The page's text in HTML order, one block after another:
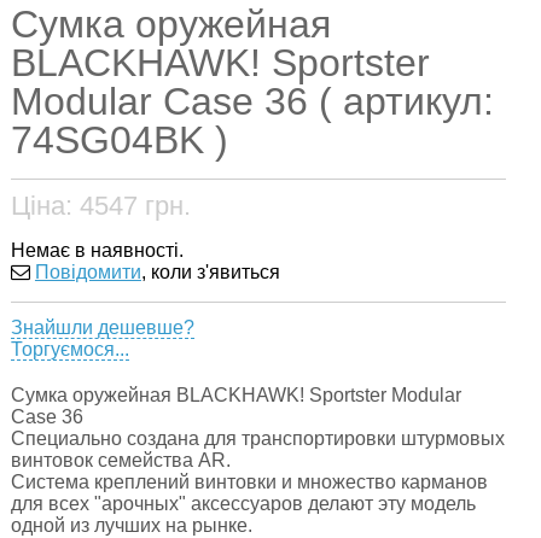
Сумка оружейная
BLACKHAWK! Sportster
Modular Case 36 ( артикул:
74SG04BK )
Ціна: 4547 грн.
Немає в наявності.
Повідомити, коли з'явиться
Знайшли дешевше?
Торгуємося...
Сумка оружейная BLACKHAWK! Sportster Modular
Case 36
Специально создана для транспортировки штурмовых
винтовок семейства AR.
Система креплений винтовки и множество карманов
для всех "арочных" аксессуаров делают эту модель
одной из лучших на рынке.